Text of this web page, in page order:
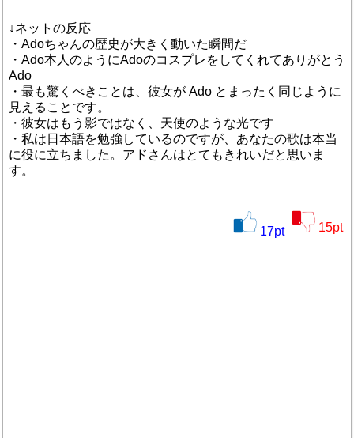
↓ネットの反応
・Adoちゃんの歴史が大きく動いた瞬間だ
・Ado本人のようにAdoのコスプレをしてくれてありがとう
Ado
・最も驚くべきことは、彼女が Ado とまったく同じように
見えることです。
・彼女はもう影ではなく、天使のような光です
・私は日本語を勉強しているのですが、あなたの歌は本当
に役に立ちました。アドさんはとてもきれいだと思いま
す。
17pt 15pt